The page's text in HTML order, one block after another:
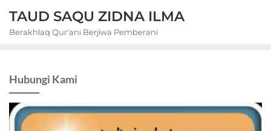
content
TAUD SAQU ZIDNA ILMA
Berakhlaq Qur'ani Berjiwa Pemberani
Hubungi Kami